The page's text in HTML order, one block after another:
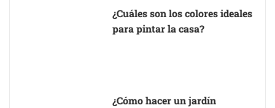
¿Cuáles son los colores ideales
para pintar la casa?
¿Cómo hacer un jardín